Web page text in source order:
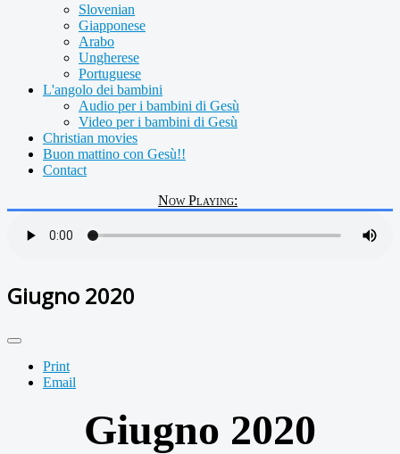
Slovenian
Giapponese
Arabo
Ungherese
Portuguese
L'angolo dei bambini
Audio per i bambini di Gesù
Video per i bambini di Gesù
Christian movies
Buon mattino con Gesù!!
Contact
Now Playing:
Giugno 2020
Print
Email
Giugno 2020